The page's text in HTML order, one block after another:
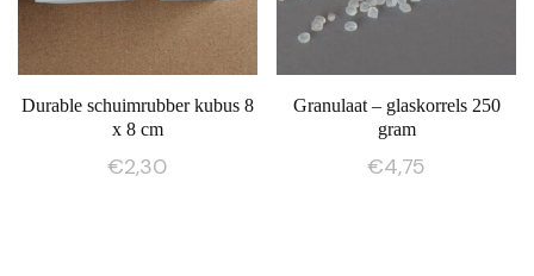
Durable schuimrubber kubus 8
x 8 cm
€2,30
Granulaat – glaskorrels 250
gram
€4,75